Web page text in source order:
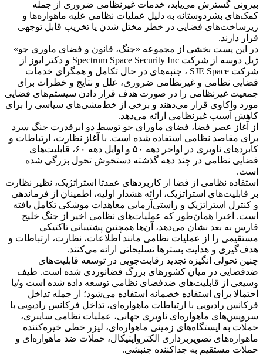
بیرونی گسترش می‌یابد، خدمات غیرنظامی ضروری از جمله
کمک‌های بشردوستانه به دلیل عملیات نظامی علیه ماهواره‌ها و
زیرساخت‌های فضایی در خطر مختل شدن یا تخریب قابل توجهی
قرار دارند.
در این پست بخشی از مجموعه «جنگ، قانون و فضای ماوری جو»
ژیل دوسه از شرکت Spectrum Space Security Inc و دکتر ایوز از
شرکت SJE Space ، جنبه‌های در حال تکامل و همگرای خدمات
فضایی نظامی و غیرنظامی ضروری، علل و نتایج و خطرات برای
جمعیت غیرنظامی را در صورت هدف قرار دادن سیستم‌های فضایی
مورد واکاوی قرار می‌دهند و برخی از خط‌مشی‌های سیاسی را برای
کاهش آسیب غیرنظامی ارائه می‌دهد.
از آغاز عصر فضا، فضای ماورای جو توسط دو ابرقدرت جنگ سرد
برای مقاصد نظامی استفاده شده است. با آغاز نظارت، ارتباطات و
کابردهای ناوبری در اواخر دهه ۵۰ و اوایل دهه ۶۰، قابلیت‌های
فضایی نظامی در چند دهه گذشته دستخوش تحول بزرگی شده
است.
استفاده نظامی از فضا از کاربردهای عمدتا استراتژیک، نظیر نظارت
بر قابلیت‌های استراتژیک، ارائه هشدار اولیه، اطمینان از فرماندهی
و کنترل استراتژیک و راستی‌آزمایی معاهدات موشکی تکامل یافته
است. اخیرا همان‌طور که عملیات‌های نظامی اخیر از جنگ خلیج
فارس به بعد نشان می‌دهد، آن‌ها همچنین پشتیبانی تاکتیکی
مستقیمی را از عملیات نظامی مانند اطلاعات، نظارت، ارتباطات و
هدف‌گیری و هدایت بسترها تسلیحاتی ارائه می‌کنند.
چنین تحولی انگیزه تجدید رقابت‌جویی در توسعه قابلیت‌های
ضدفضایی در میان کشورهای بزرگ فضانوردی شده است. طیف
وسیعی از قابلیت‌های ضدفضای نظامی توسعه داده شده است و/یا
احتمالا برای استفاده خصمانه استفاده می‌شود؛ از جمله تداخل
فرکانس رادیویی با ارتباطات ماهواره‌ای، تداخل فرکانس رادیویی با
سرویس‌های ماهواره‌ای ناوبری جهانی، عملیات نظامی سایبری،
حملات به ایستگاه‌های زمینی ماهواره‌ای، لیزر خطی خیره‌کننده
ماهواره‌های تصویربرداری الکترواپتیکال، حملات ضد ماهواره‌ای و
حملات مستقیم به جداکننده جنبشی.